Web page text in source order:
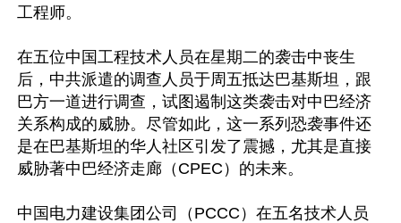
工程师。
在五位中国工程技术人员在星期二的袭击中丧生
后，中共派遣的调查人员于周五抵达巴基斯坦，跟
巴方一道进行调查，试图遏制这类袭击对中巴经济
关系构成的威胁。尽管如此，这一系列恐袭事件还
是在巴基斯坦的华人社区引发了震撼，尤其是直接
威胁著中巴经济走廊（CPEC）的未来。
中国电力建设集团公司（PCCC）在五名技术人员